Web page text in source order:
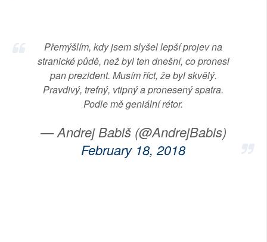
RUBRIKY
PLNÁ VERZE STRÁNEK
Přemýšlím, kdy jsem slyšel lepší projev na
stranické půdě, než byl ten dnešní, co pronesl
pan prezident. Musím říct, že byl skvělý.
Pravdivý, trefný, vtipný a pronesený spatra.
Podle mě geniální rétor.
— Andrej Babiš (@AndrejBabis)
February 18, 2018